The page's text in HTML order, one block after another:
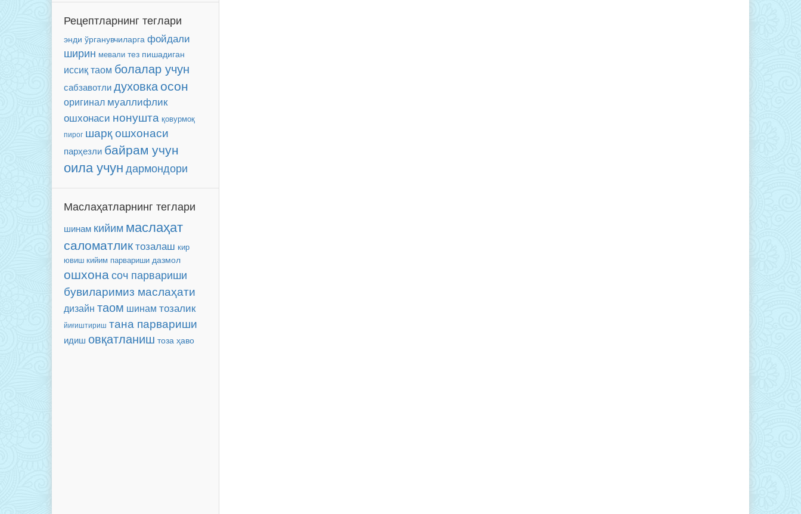
Рецептларнинг теглари
энди ўрганувчиларга фойдали
ширин мевали тез пишадиган
иссиқ таом болалар учун
сабзавотлидуховкаосон
оригинал муаллифлик
ошхонаси нонушта қовурмоқ
пирог шарқ ошхонаси
парҳезли байрам учун
оила учун дармондори
Маслаҳатларнинг теглари
шинам кийим маслаҳат
саломатликтозалаш кир
ювиш кийим парвариши дазмол
ошхонасоч парвариши
бувиларимиз маслаҳати
дизайн таом шинам тозалик
йиғиштириш тана парвариши
идиш овқатланиш тоза ҳаво